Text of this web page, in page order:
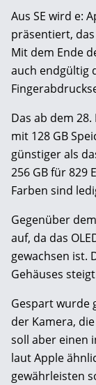
Aus SE wird e:
präsentiert,
Mit dem Ende
auch endgültig
Das ab dem
mit 128 GB
günstiger als
256 GB für 829
Farben sind
Gegenüber
auf, da das
gewachsen ist.
Gehäuses
Gespart wurde
der Kamera,
soll aber einen
laut Apple
gewährleisten